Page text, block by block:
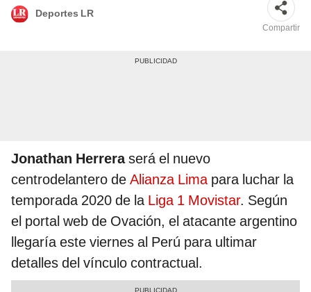
Deportes LR
Compartir
Jonathan Herreraserá el nuevo
centrodelantero de Alianza Limapara luchar la
temporada 2020 de la Liga 1 Movistar. Según
el portal web de Ovación, el atacante argentino
llegaría este viernes al Perú para ultimar
detalles del vínculo contractual.